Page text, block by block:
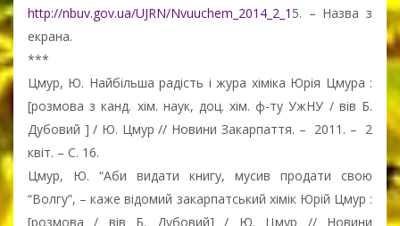
http://nbuv.gov.ua/UJRN/Nvuuchem_2014_2_1 5. – Назва з
екрана.
***
Цмур, Ю. Найбільша радість і жура хіміка Юрія Цмура :
[розмова з канд. хім. наук, доц. хім. ф-ту УжНУ / вів Б.
Дубовий ] / Ю. Цмур // Новини Закарпаття. – 2011. – 2
квіт. – С. 16.
Цмур, Ю. “Аби видати книгу, мусив продати свою
“Волгу”, – каже відомий закарпатський хімік Юрій Цмур :
[розмова / вів Б. Дубовий] / Ю. Цмур // Новини